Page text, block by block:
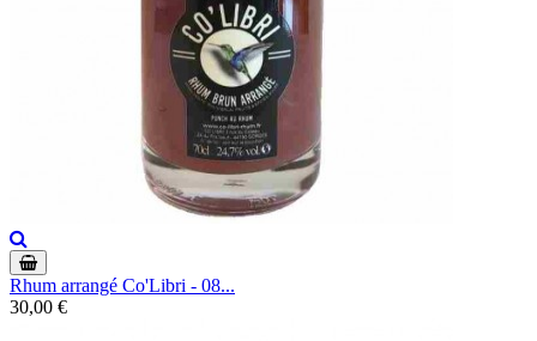
Rhum arrangé Co'Libri - 08...
30,00 €